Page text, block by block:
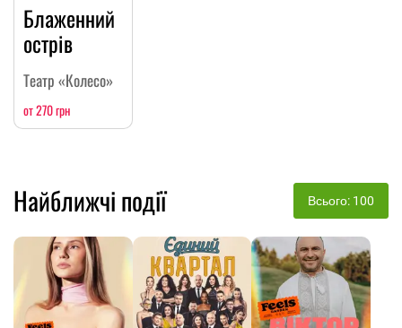
Блаженний
острів
Театр «Колесо»
от 270 грн
Найближчі події Всього: 100